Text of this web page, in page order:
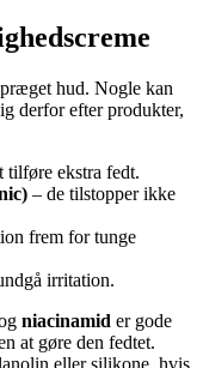
hud. Nogle kan
derfor efter produkter,
tilføre ekstra fedt.
– de tilstopper ikke
frem for tunge
irritation.
niacinamid er gode
at gøre den fedtet.